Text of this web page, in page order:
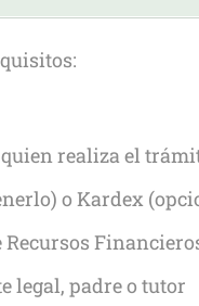
realiza el
o Kardex
Recursos
legal, padre o tutor